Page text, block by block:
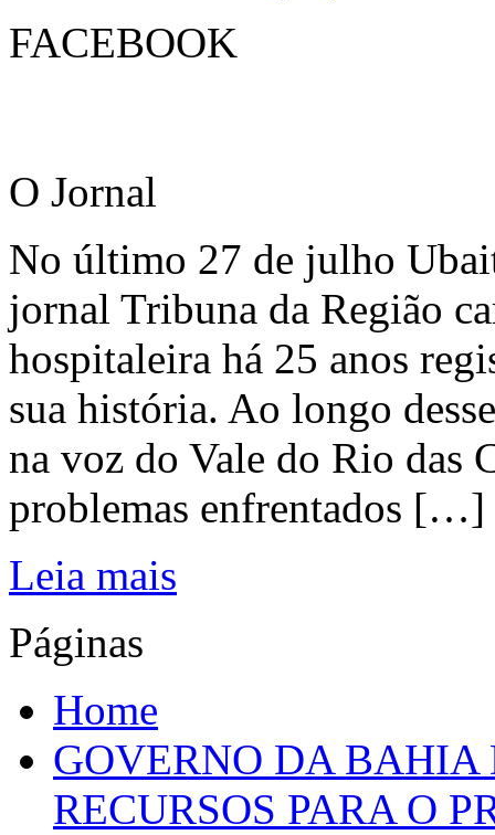
FACEBOOK
O Jornal
No último 27 de julho
jornal Tribuna da Região
hospitaleira há 25 anos
sua história. Ao longo
na voz do Vale do Rio das
problemas enfrentados […]
Leia mais
Páginas
Home
GOVERNO DA
RECURSOS PARA O